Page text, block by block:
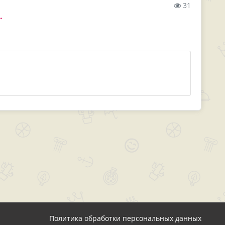
31
Политика обработки персональных данных